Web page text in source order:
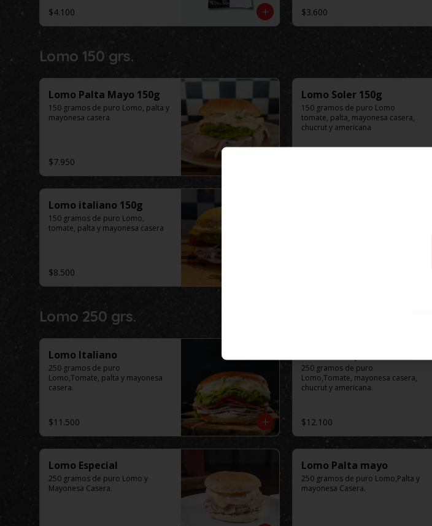
$4.100 $3.600
Lomo 150 grs.
Lomo Palta Mayo 150g
150 gramos de puro Lomo, palta y
mayonesa casera
$7.950
Lomo Soler 150g
150 gramos de puro Lomo
tomate, palta, mayonesa casera,
chucrut y americana
Lomo italiano 150g
150 gramos de puro Lomo,
tomate, palta y mayonesa casera
$8.500
Lomo 250 grs.
Lomo Italiano
250 gramos de puro
Lomo,Tomate, palta y mayonesa
casera.
$11.500
250 gramos de puro
Lomo,Tomate, mayonesa casera,
chucrut y americana.
$12.100
Lomo Especial
250 gramos de puro Lomo y
Mayonesa Casera.
Lomo Palta mayo
250 gramos de puro Lomo,Palta y
mayonesa Casera.